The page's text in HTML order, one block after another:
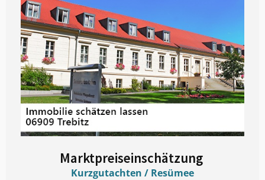
Marktpreiseinschätzung ​
Kurzgutachten / Resümee